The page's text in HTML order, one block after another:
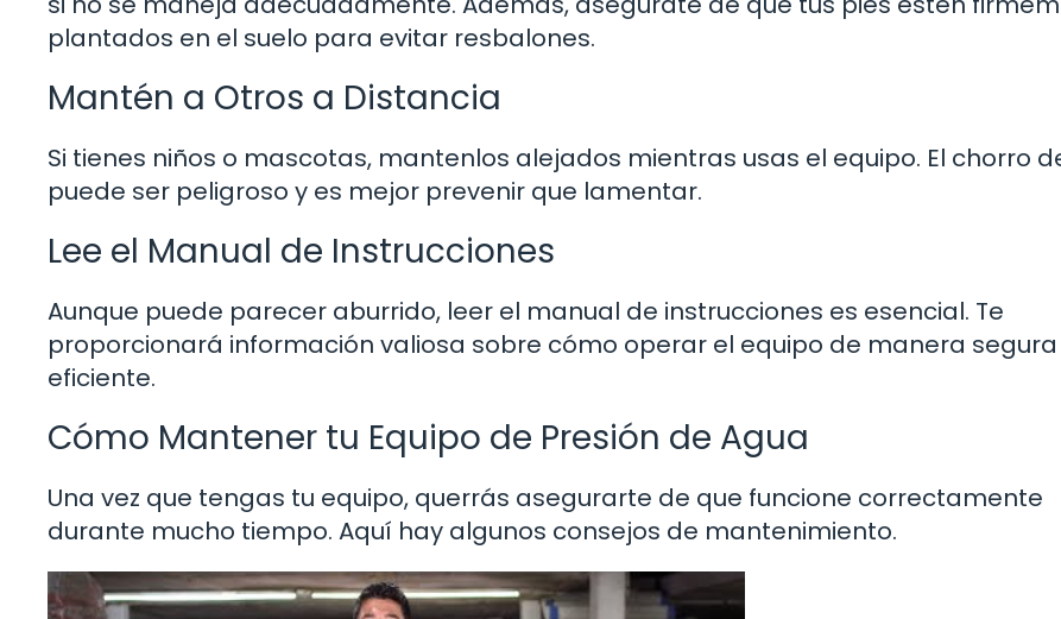
plantados en el suelo para evitar resbalones.
Mantén a Otros a Distancia
Si tienes niños o mascotas, mantenlos alejados mientras usas el equipo. El chorro
puede ser peligroso y es mejor prevenir que lamentar.
Lee el Manual de Instrucciones
Aunque puede parecer aburrido, leer el manual de instrucciones es esencial. Te
proporcionará información valiosa sobre cómo operar el equipo de manera segura
eficiente.
Cómo Mantener tu Equipo de Presión de Agua
Una vez que tengas tu equipo, querrás asegurarte de que funcione correctamente
durante mucho tiempo. Aquí hay algunos consejos de mantenimiento.